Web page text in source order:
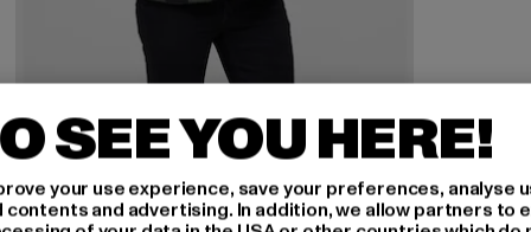
BRANDIT
Lumber
48,99 EUR
Derzeitiger Preis: 48,99 EUR
69,99 EURAktionspreis: 69,99 EUR
SEE YOU HERE!
your use experience, save your preferences, analyse
and advertising. In addition, we allow partners to